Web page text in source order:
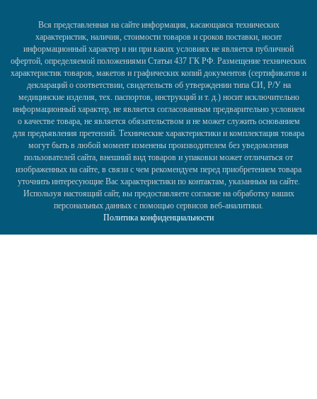
Вся представленная на сайте информация, касающаяся технических
характеристик, наличия, стоимости товаров и сроков поставки, носит
информационный характер и ни при каких условиях не является публичной
офертой, определяемой положениями Статьи 437 ГК РФ. Размещение технических
характеристик товаров, макетов и графических копий документов (сертификатов и
деклараций о соответствии, свидетельств об утверждении типа СИ, Р/У на
медицинские изделия, тех. паспортов, инструкций и т. д.) носит исключительно
информационный характер, не является согласованным предварительно условием
о качестве товара, не является обязательством и не может служить основанием
для предъявления претензий. Технические характеристики и комплектация товара
могут быть в любой момент изменены производителем без уведомления
пользователей сайта, внешний вид товаров и упаковки может отличаться от
изображенных на сайте, в связи с чем рекомендуем перед приобретением товара
уточнить интересующие Вас характеристики по контактам, указанным на сайте.
Используя настоящий сайт, вы предоставляете согласие на обработку ваших
персональных данных с помощью сервисов веб-аналитики.
Политика конфиденциальности